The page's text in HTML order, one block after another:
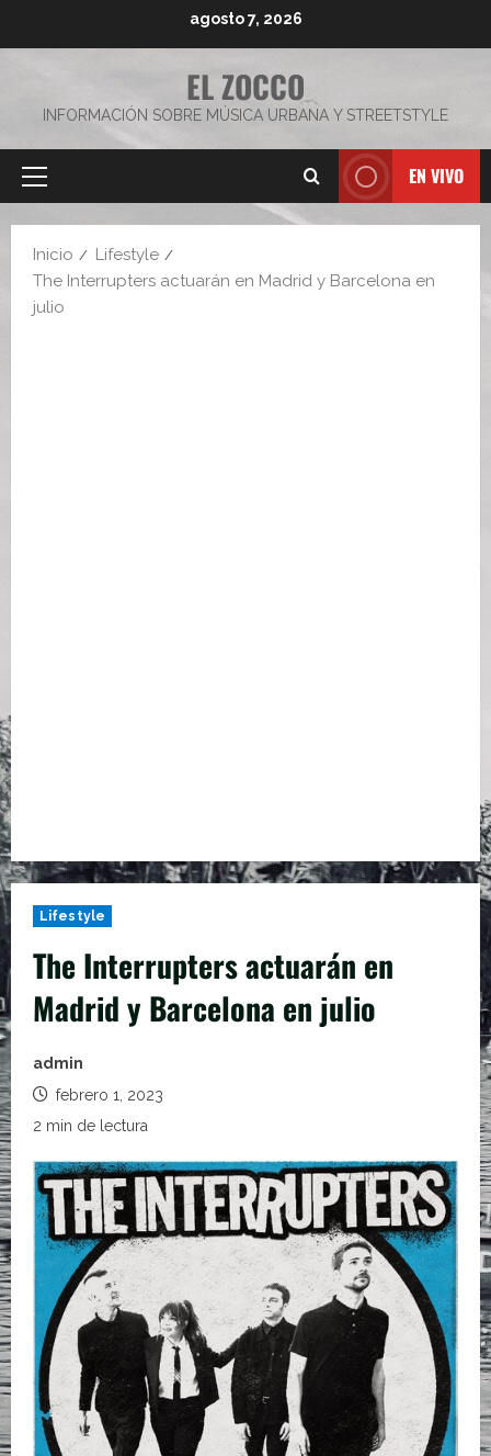
agosto 7, 2026
EL ZOCCO
INFORMACIÓN SOBRE MÚSICA URBANA Y STREETSTYLE
Menú
EN VIVO
Inicio
Lifestyle
The Interrupters actuarán en Madrid y Barcelona en
julio
Lifestyle
The Interrupters actuarán en
Madrid y Barcelona en julio
admin
febrero 1, 2023
2 min de lectura